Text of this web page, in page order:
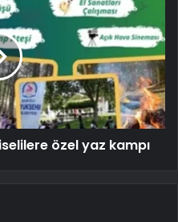
özel yaz kampı